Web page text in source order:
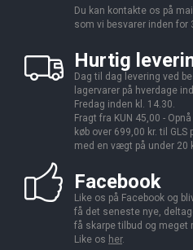
Du kan kontakte os på
som vi besvarer inden for
Hurtig
Dag til dag levering ved
lagervarer på hverdage
Fredag inden kl. 14.30.
Fragt fra KUN 45,00 -
køb over 699,00 kr. til GLS
med en vægt på under 20
Facebook
Like os på Facebook og
få det seneste nye,
få skarpe tilbud og meget
Like os her.